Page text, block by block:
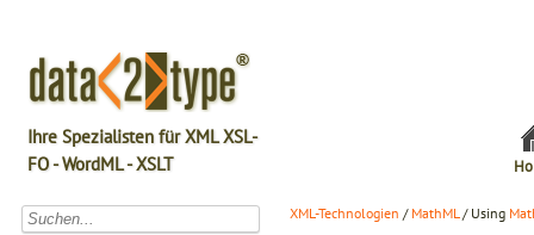
Ihre Spezialisten für XML XSL-
FO - WordML - XSLT
XML-Technologien / MathML/ Using